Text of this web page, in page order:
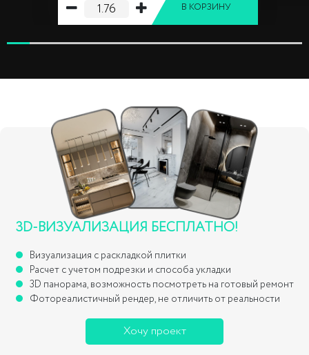
В КОРЗИНУ
3D-ВИЗУАЛИЗАЦИЯ БЕСПЛАТНО!
Визуализация с раскладкой плитки
Расчет с учетом подрезки и способа укладки
3D панорама, возможность посмотреть на готовый ремонт
Фотореалистичный рендер, не отличить от реальности
Хочу проект